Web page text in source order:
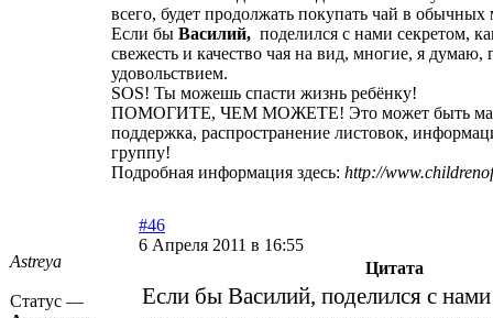
всего, будет продолжать покупать чай в обычных
Если бы Василий, поделился с нами секретом,
свежесть и качество чая на вид, многие, я думаю,
удовольствием.
SOS! Ты можешь спасти жизнь ребёнку!
ПОМОГИТЕ, ЧЕМ МОЖЕТЕ! Это может быть
поддержка, распространение листовок,
группу!
Подробная информация здесь: http://
Astreya
Статус —
#46
6 Апреля 2011 в 16:55
Цитата
Если бы Василий, поделился с